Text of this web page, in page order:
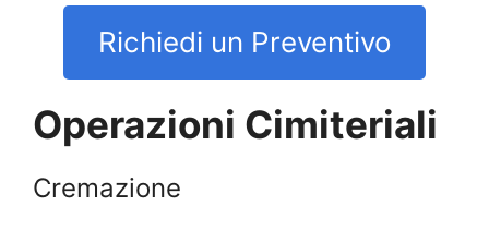
Richiedi un Preventivo
Operazioni Cimiteriali
Cremazione